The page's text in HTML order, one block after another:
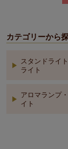
カテゴリーから
スタンドライ
ライト
アロマランプ
イト